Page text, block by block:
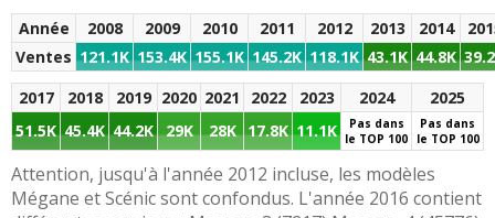
Bonne insonorisation
Equipement généreux
d'entré de gamme
comme la majorité des
Renault
Bonne ergonomie
(électronique et
mécanique)
Vieillissement moyen
Présentation intérieure
un peu simpliste,
certains boutons font
penser que l'on est
RS 6.5
Finition 6.5
Restylage 6.6
Infotainment 0
Restylage 4
Année 2008 2009 2010 2011 2012 2013 2014
Ventes 121.1K 153.4K 155.1K 145.2K 118.1K 43.1K 44.8K
2017
2018 2019 2020 2021 2022 2023 2024
2025
51.5K 45.4K 44.2K 29K 28K 17.8K 11.1K
Pas dans
le TOP 100
Pas dans
le TOP 100
Attention, jusqu'à l'année 2012 incluse, les modèles
Mégane et Scénic sont confondus. L'année 2016 contient